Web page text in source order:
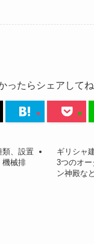
ったらシェアしてね
類、設置
機械排
ギリシャ
3つのオー
ン神殿な